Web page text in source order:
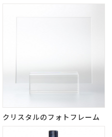
クリスタルのフォトフレーム